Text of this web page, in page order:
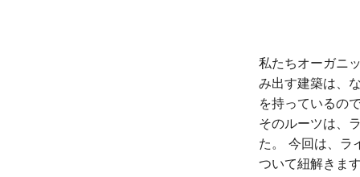
私たちオーガニ
み出す建築は、
を持っているの
そのルーツは、
た。 今回は、ラ
ついて紐解きます